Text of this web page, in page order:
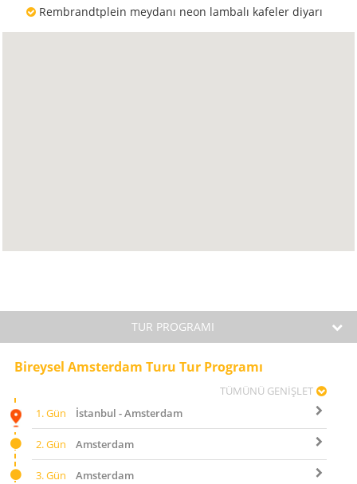
Rembrandtplein meydanı neon lambalı kafeler diyarı
TUR PROGRAMI
Bireysel Amsterdam Turu Tur Programı
TÜMÜNÜ GENİŞLET
1. Gün
İstanbul - Amsterdam
2. Gün Amsterdam
3. Gün Amsterdam